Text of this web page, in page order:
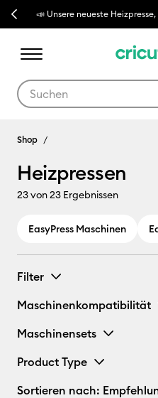
Previous📣 Unsere neueste
Heizpressen
Shop
Heizpressen
23von 23 Ergebnissen
EasyPress Maschinen
Filter
Maschinenkompatibilität
Maschinensets
Product Type
Sortieren nach: